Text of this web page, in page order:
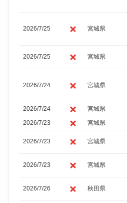
2026/7/25 宮城県
2026/7/25 宮城県
2026/7/24 宮城県
2026/7/24
宮城県
2026/7/23
宮城県
2026/7/23 宮城県
2026/7/23 宮城県
2026/7/26 秋田県